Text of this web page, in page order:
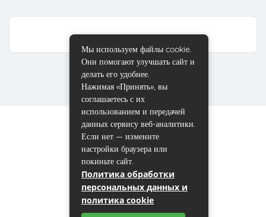
Мы используем файлы cookie.
Они помогают улучшать сайт и
делать его удобнее.
Нажимая «Принять», вы
соглашаетесь с их
использованием и передачей
данных сервису веб-аналитики.
Если нет — измените
настройки браузера или
покиньте сайт.
Политика обработки
персональных данных и
политика cookie